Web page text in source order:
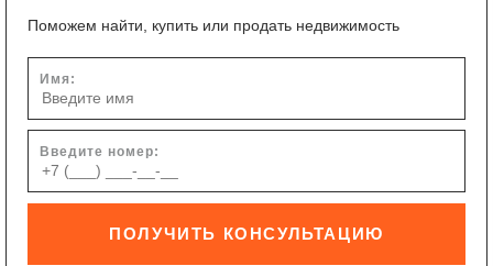
Поможем найти, купить или продать недвижимость
Имя:
Введите номер:
ПОЛУЧИТЬ КОНСУЛЬТАЦИЮ